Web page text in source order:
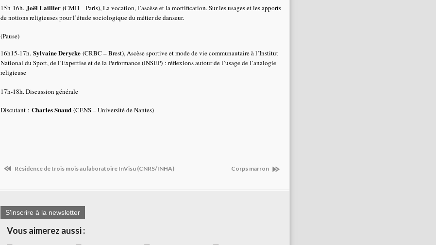
15h-16h. Joël Laillier (CMH – Paris), La vocation, l’ascèse et la mortification. Sur les usages et les apports
de notions religieuses pour l’étude sociologique du métier de danseur.
(Pause)
16h15-17h. Sylvaine Derycke (CRBC – Brest), Ascèse sportive et mode de vie communautaire à l’Institut
National du Sport, de l’Expertise et de la Performance (INSEP) : réflexions autour de l’usage de l’analogie
religieuse
17h-18h. Discussion générale
Discutant : Charles Suaud (CENS – Université de Nantes)
Résidence de trois mois au laboratoire InVisu (CNRS/INHA) Corps marron
S'inscrire à la newsletter
Vous aimerez aussi :